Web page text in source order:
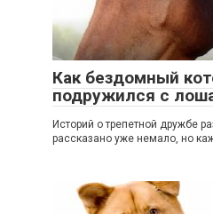
Как бездомный
подружился с
Историй о трепетной дружбе
рассказано уже немало, но